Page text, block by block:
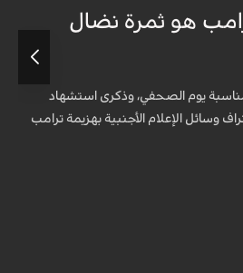
هو ثمرة نضال
يوم الصحفي، وذكرى استشهاد
وسائل الإعلام الأجنبية بهزيمة ترامب